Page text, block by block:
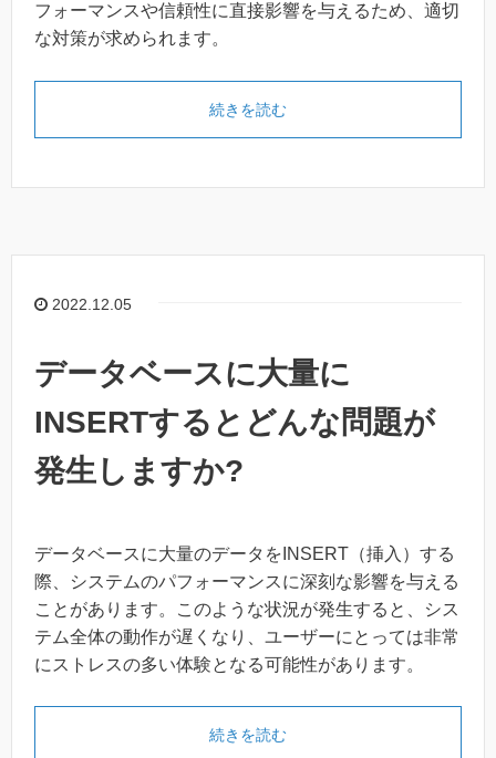
フォーマンスや信頼性に直接影響を与えるため、適切
な対策が求められます。
続きを読む
2022.12.05
データベースに大量に
INSERTするとどんな問題が
発生しますか?
データベースに大量のデータをINSERT（挿入）する
際、システムのパフォーマンスに深刻な影響を与える
ことがあります。このような状況が発生すると、シス
テム全体の動作が遅くなり、ユーザーにとっては非常
にストレスの多い体験となる可能性があります。
続きを読む